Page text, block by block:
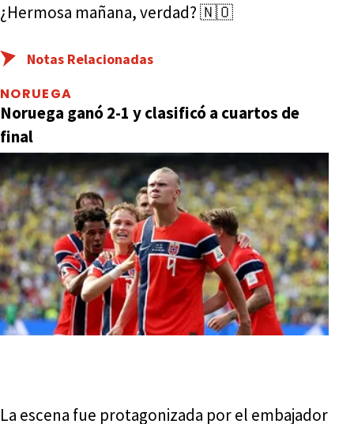
¿Hermosa mañana, verdad? 🇳🇴
Notas Relacionadas
NORUEGA
Noruega ganó 2-1 y clasificó a cuartos de
final
La escena fue protagonizada por el embajador